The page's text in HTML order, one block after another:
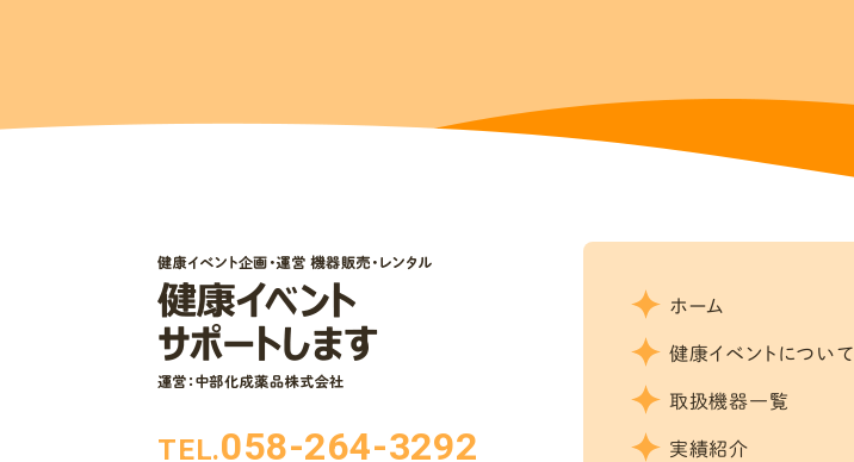
TEL.058-264-3292
ホーム
健康イベントについて
取扱機器一覧
実績紹介